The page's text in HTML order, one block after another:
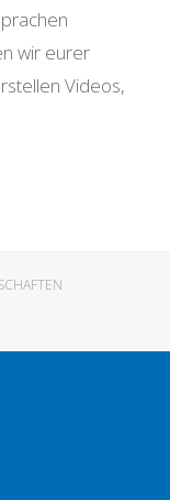
wir eurer
Videos,